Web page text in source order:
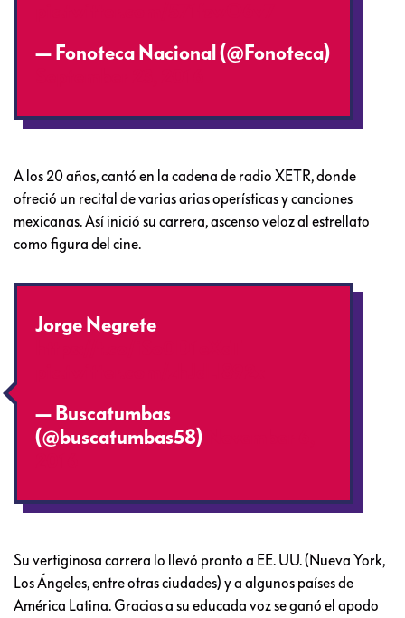
— Fonoteca Nacional (@Fonoteca)
A los 20 años, cantó en la cadena de radio XETR, donde
ofreció un recital de varias arias operísticas y canciones
mexicanas. Así inició su carrera, ascenso veloz al estrellato
como figura del cine.
Jorge Negrete
— Buscatumbas
(@buscatumbas58)
Su vertiginosa carrera lo llevó pronto a EE. UU. (Nueva York,
Los Ángeles, entre otras ciudades) y a algunos países de
América Latina. Gracias a su educada voz se ganó el apodo